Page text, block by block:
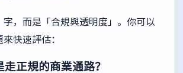
字，而是「合規與透明度」。你可以
快速評估：
走正規的商業通路？